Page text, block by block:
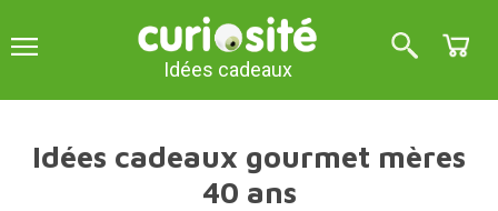
Idées cadeaux
Idées cadeaux gourmet mères
40 ans